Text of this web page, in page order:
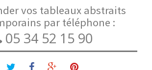
vos tableaux abstraits
par téléphone :
05 34 52 15 90